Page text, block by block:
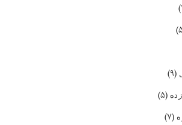
(۹)
(۵)
(۷)